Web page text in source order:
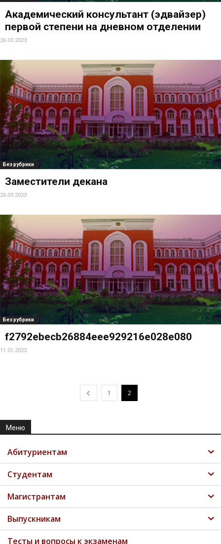
Академический консультант (эдвайзер)
первой степени на дневном отделении
26.03.2023
Без рубрики
Заместители декана
26.03.2023
Без рубрики
f2792ebecb26884eee929216e028e080
11.01.2023
1 2
Меню
Абитуриентам
Студентам
Магистрантам
Выпускникам
Тесты и вопросы к экзаменам